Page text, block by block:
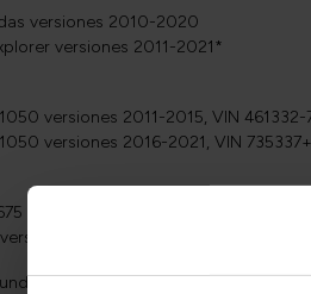
versiones 2010-2020
versiones 2011-2021*
versiones 2011-2015, VIN 461332-
versiones 2016-2021, VIN 735337+
versiones 2007-2012, hasta el VIN
2005-2012, hasta el VIN
1600/1700 todas versiones